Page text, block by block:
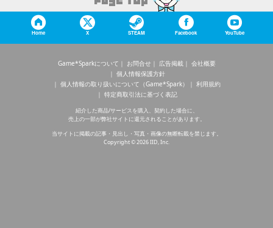
Home X STEAM Facebook YouTube
Game*Sparkについて お問合せ 広告掲載
会社概要
個人情報保護方針
個人情報の取り扱いについて（Game*Spark）
利用規約
特定商取引法に基づく表記
紹介した商品/サービスを購入、契約した場合に、
売上の一部が弊社サイトに還元されることがあります。
当サイトに掲載の記事・見出し・写真・画像の無断転載を禁じます。
Copyright © 2026 IID, Inc.